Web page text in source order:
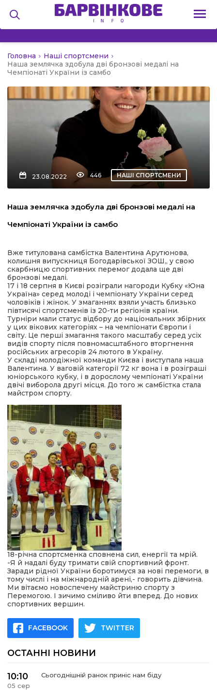
Головна
Наші спортсмени
Наша землячка здобула дві бронзові медалі на
Чемпіонаті України із самбо
23.08.2022 446 НАШІ СПОРТСМЕНИ
Наша землячка здобула дві бронзові медалі на
Чемпіонаті України із самбо
Вже титулована самбістка Валентина Арутюнова,
колишня випускниця Богодарівської ЗОШ,, у свою
скарбницю спортивних перемог додала ще дві
бронзові медалі.
17 і 18 серпня в Києві розіграли нагороди Кубку «Юна
Україна» серед молоді і чемпіонату України серед
чоловіків і жінок. У змаганнях взяли участь близько
півтисячі спортсменів із 20-ти регіонів країни.
Турніри мали статус відбору до національних збірних
у цих вікових категоріях – на чемпіонати Європи і
світу. Це перші змагання такого масштабу серед усіх
видів спорту після повномасштабного вторгнення
російських агресорів 24 лютого в Україну.
У складі молодіжної команди Києва і виступала наша
Валентина. У ваговій категорії 72 кг вона і в розіграші
юніорського кубку, і в дорослому чемпіонаті України
двічі виборола другі місця. До того ж самбістка стала
майстром спорту.
18-річна спортсменка сповнена сил, енергії та мрій.
-Я й надалі буду тримати свій спортивний фронт.
Заради рідної України боротимуся за нові перемоги, в
тому числі і на міжнародній арені,- говорить дівчина.
Ми вітаємо новоспечену майстриню спорту з
Перемогою. І зичимо сміливо йти вперед. До нових
спортивних вершин.
FACEBOOK TWITTER
ОСТАННІ НОВИНИ
10:10
05 сер
Сьогоднішній ранок приніс нам біду